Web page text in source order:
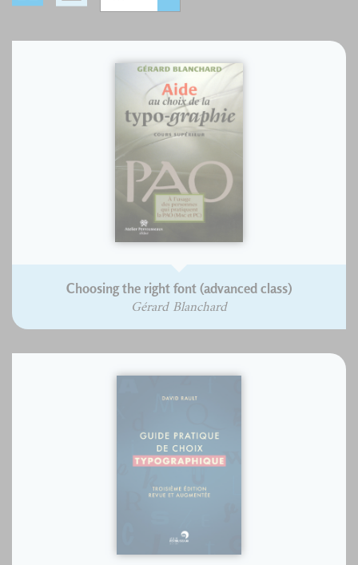
Choosing the right font (advanced class)
Gérard Blanchard